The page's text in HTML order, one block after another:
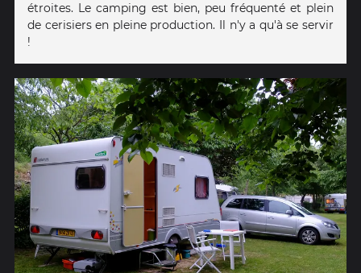
étroites. Le camping est bien, peu fréquenté et plein
de cerisiers en pleine production. Il n'y a qu'à se servir
!